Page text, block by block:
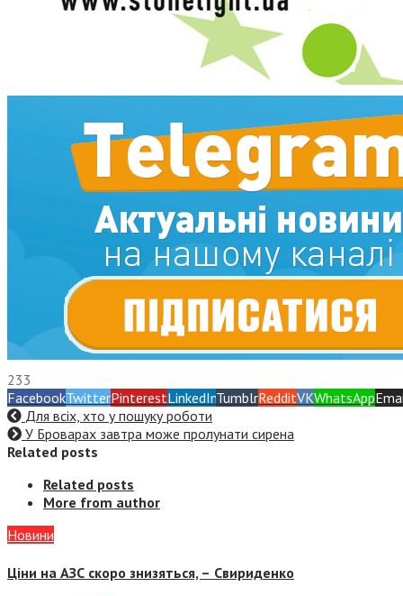
233
FacebookTwitterPinterestLinkedInTumblrRedditVKWhatsApp
Для всіх, хто у пошуку роботи
У Броварах завтра може пролунати сирена
Related posts
Related posts
More from author
Новини
Ціни на АЗС скоро знизяться, – Свириденко